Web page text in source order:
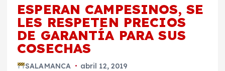
ESPERAN CAMPESINOS, SE
LES RESPETEN PRECIOS
DE GARANTÍA PARA SUS
COSECHAS
SALAMANCA abril 12, 2019